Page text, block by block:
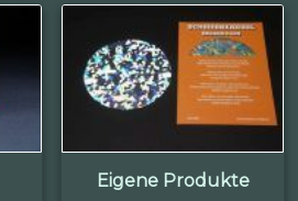
Eigene Produkte